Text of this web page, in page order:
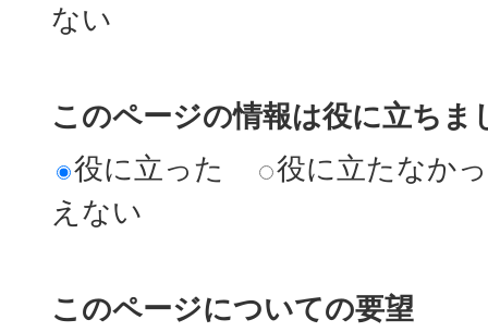
ない
このページの情報は役に立ちま
役に立った
役に立たなか
えない
このページについての要望